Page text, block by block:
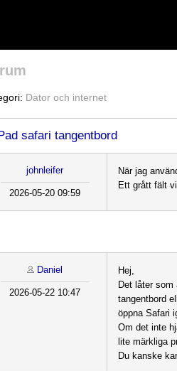
Dator och internet
safari tangentbord
johnleifer
2026-05-20 09:59
När jag
Ett grått fält
Daniel
2026-05-22 10:47
Hej,
Det låter
tangentbord
öppna Safari
Om det inte
lite märkliga
Du kanske